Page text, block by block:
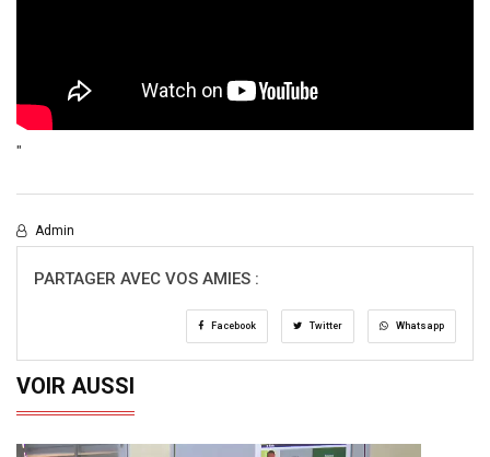
"
Admin
PARTAGER AVEC VOS AMIES :
Facebook Twitter Whatsapp
VOIR AUSSI